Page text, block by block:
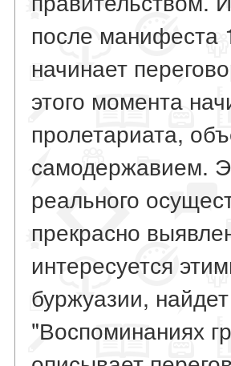
после манифеста
начинает
этого момента
пролетариата,
самодержавием.
реального
прекрасно
интересуется
буржуазии,
"Воспоминаниях